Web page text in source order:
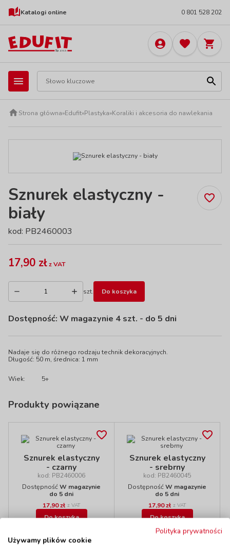
Katalogi online 0 801 528 202
Strona główna»Edufit»Plastyka»Koraliki i akcesoria do nawlekania
Sznurek elastyczny -
biały
kod: PB2460003
17,90 złz VAT
szt. Do koszyka
Dostępność: W magazynie 4 szt. - do 5 dni
Nadaje się do różnego rodzaju technik dekoracyjnych.
Długość: 50 m, średnica: 1 mm
Wiek: 5+
Produkty powiązane
Sznurek elastyczny
- czarny
kod: PB2460006
DostępnośćW magazynie
do 5 dni
17,90 zł z VAT
Do koszyka
Sznurek elastyczny
- srebrny
kod: PB2460045
DostępnośćW magazynie
do 5 dni
17,90 zł z VAT
Do koszyka
Polityka prywatności
Używamy plików cookie